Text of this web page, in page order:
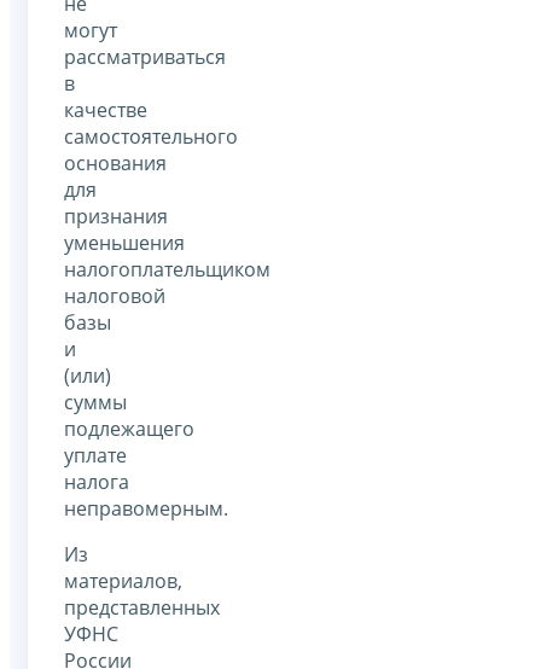
могут
рассматриваться
в
качестве
самостоятельного
основания
для
признания
уменьшения
налогоплательщиком
налоговой
базы
и
(или)
суммы
подлежащего
уплате
налога
неправомерным.
Из
материалов,
представленных
УФНС
России